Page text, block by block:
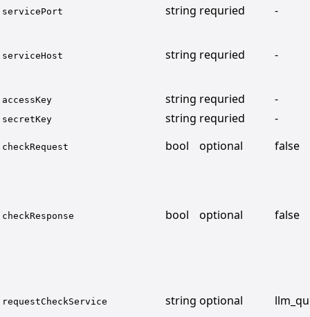
servicePort string requried -
serviceHost string requried -
accessKey string requried -
secretKey string requried -
checkRequest bool optional false
checkResponse bool optional false
requestCheckService string optional